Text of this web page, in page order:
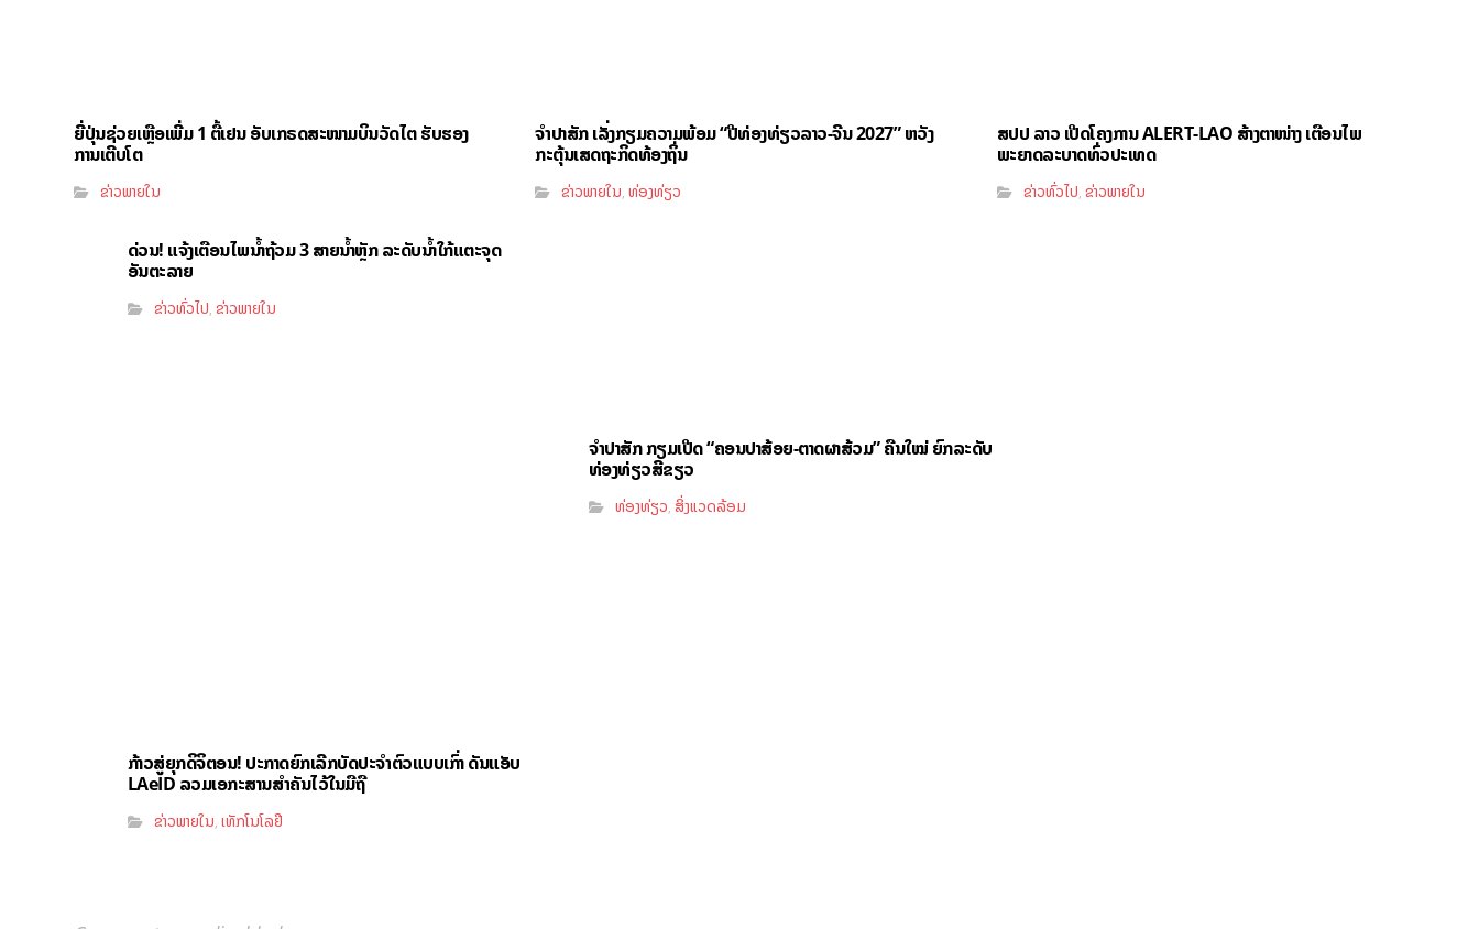
ຍີ່ປຸ່ນຊ່ວຍເຫຼືອເພີ່ມ 1 ຕື້ເຢນ ອັບເກຣດສະໜາມບິນວັດໄຕ ຮັບຮອງ
ການເຕີບໂຕ
ຂ່າວພາຍໃນ
ຈຳປາສັກ ເລັ່ງກຽມຄວາມພ້ອມ “ປີທ່ອງທ່ຽວລາວ-ຈີນ 2027” ຫວັງ
ກະຕຸ້ນເສດຖະກິດທ້ອງຖິ່ນ
ຂ່າວພາຍໃນ,ທ່ອງທ່ຽວ
ສປປ ລາວ ເປີດໂຄງການ ALERT-LAO ສ້າງຕາໜ່າງ ເຕືອນໄພ
ພະຍາດລະບາດທົ່ວປະເທດ
ຂ່າວທົ່ວໄປ, ຂ່າວພາຍໃນ
ດ່ວນ! ແຈ້ງເຕືອນໄພນໍ້າຖ້ວມ 3 ສາຍນໍ້າຫຼັກ ລະດັບນໍ້າໃກ້ແຕະຈຸດ
ອັນຕະລາຍ
ຂ່າວທົ່ວໄປ, ຂ່າວພາຍໃນ
ຈຳປາສັກ ກຽມເປີດ “ຄອນປາສ້ອຍ-ຕາດຜາສ້ວມ” ຄືນໃໝ່ ຍົກລະດັບ
ທ່ອງທ່ຽວສີຂຽວ
ທ່ອງທ່ຽວ, ສິ່ງແວດລ້ອມ
ກ້າວສູ່ຍຸກດິຈິຕອນ! ປະກາດຍົກເລີກບັດປະຈຳຕົວແບບເກົ່າ ດັນແອັບ
LAeID ລວມເອກະສານສຳຄັນໄວ້ໃນມືຖື
ຂ່າວພາຍໃນ, ເທັກໂນໂລຢີ